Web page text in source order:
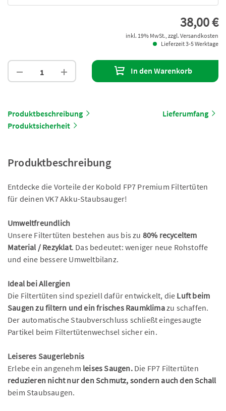
38,00 €
inkl. 19% MwSt., zzgl. Versandkosten
Lieferzeit 3-5 Werktage
In den Warenkorb
Produktbeschreibung
Lieferumfang
Produktsicherheit
Produktbeschreibung
Entdecke die Vorteile der Kobold FP7 Premium Filtertüten
für deinen VK7 Akku-Staubsauger!
Umweltfreundlich
Unsere Filtertüten bestehen aus bis zu 80% recyceltem
Material / Rezyklat. Das bedeutet: weniger neue Rohstoffe
und eine bessere Umweltbilanz.
Ideal bei Allergien
Die Filtertüten sind speziell dafür entwickelt, die Luft beim
Saugen zu filtern und ein frisches Raumklimazu schaffen.
Der automatische Staubverschluss schließt eingesaugte
Partikel beim Filtertütenwechsel sicher ein.
Leiseres Saugerlebnis
Erlebe ein angenehm leises Saugen.Die FP7 Filtertüten
reduzieren nicht nur den Schmutz, sondern auch den Schall
beim Staubsaugen.